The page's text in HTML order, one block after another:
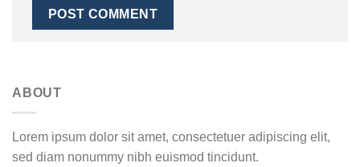
ABOUT
Lorem ipsum dolor sit amet, consectetuer adipiscing elit,
sed diam nonummy nibh euismod tincidunt.